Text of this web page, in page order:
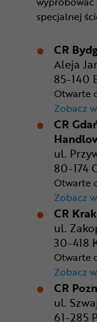
specjalnej
CR
Aleja
85-140
Otwarte
Zobacz
CR
ul.
80-174
Otwarte
Zobacz
CR
ul.
30-418
Otwarte
Zobacz
CR
ul.
61-285